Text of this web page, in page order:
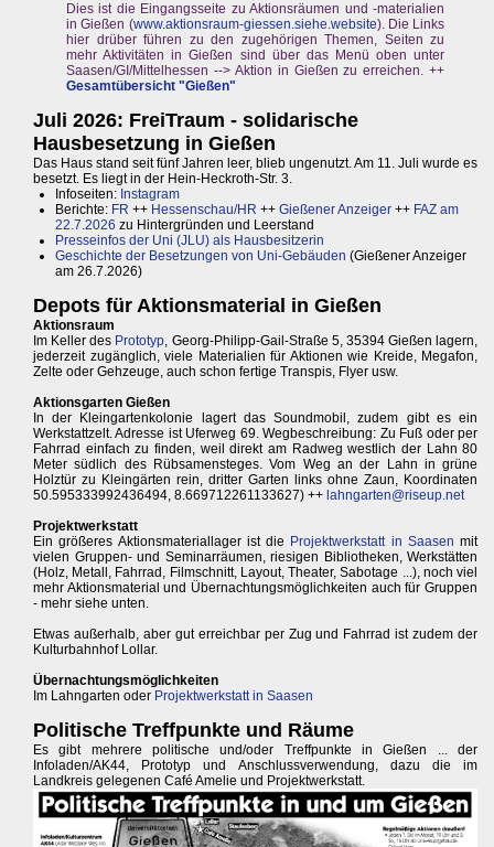
Dies ist die Eingangsseite zu Aktionsräumen und -materialien
in Gießen (www.aktionsraum-giessen.siehe.website). Die Links
hier drüber führen zu den zugehörigen Themen, Seiten zu
mehr Aktivitäten in Gießen sind über das Menü oben unter
Saasen/GI/Mittelhessen --> Aktion in Gießen zu erreichen. ++
Gesamtübersicht "Gießen"
Juli 2026: FreiTraum - solidarische
Hausbesetzung in Gießen
Das Haus stand seit fünf Jahren leer, blieb ungenutzt. Am 11. Juli wurde es
besetzt. Es liegt in der Hein-Heckroth-Str. 3.
Infoseiten: Instagram
Berichte: FR ++ Hessenschau/HR ++ Gießener Anzeiger ++ FAZ am
22.7.2026 zu Hintergründen und Leerstand
Presseinfos der Uni (JLU) als Hausbesitzerin
Geschichte der Besetzungen von Uni-Gebäuden (Gießener Anzeiger
am 26.7.2026)
Depots für Aktionsmaterial in Gießen
Aktionsraum
Im Keller des Prototyp, Georg-Philipp-Gail-Straße 5, 35394 Gießen lagern,
jederzeit zugänglich, viele Materialien für Aktionen wie Kreide, Megafon,
Zelte oder Gehzeuge, auch schon fertige Transpis, Flyer usw.
Aktionsgarten Gießen
In der Kleingartenkolonie lagert das Soundmobil, zudem gibt es ein
Werkstattzelt. Adresse ist Uferweg 69. Wegbeschreibung: Zu Fuß oder per
Fahrrad einfach zu finden, weil direkt am Radweg westlich der Lahn 80
Meter südlich des Rübsamensteges. Vom Weg an der Lahn in grüne
Holztür zu Kleingärten rein, dritter Garten links ohne Zaun, Koordinaten
50.595333992436494, 8.669712261133627) ++ lahngarten@riseup.net
Projektwerkstatt
Ein größeres Aktionsmateriallager ist die Projektwerkstatt in Saasen mit
vielen Gruppen- und Seminarräumen, riesigen Bibliotheken, Werkstätten
(Holz, Metall, Fahrrad, Filmschnitt, Layout, Theater, Sabotage ...), noch viel
mehr Aktionsmaterial und Übernachtungsmöglichkeiten auch für Gruppen
- mehr siehe unten.
Etwas außerhalb, aber gut erreichbar per Zug und Fahrrad ist zudem der
Kulturbahnhof Lollar.
Übernachtungsmöglichkeiten
Im Lahngarten oder Projektwerkstatt in Saasen
Politische Treffpunkte und Räume
Es gibt mehrere politische und/oder Treffpunkte in Gießen ... der
Infoladen/AK44, Prototyp und Anschlussverwendung, dazu die im
Landkreis gelegenen Café Amelie und Projektwerkstatt.